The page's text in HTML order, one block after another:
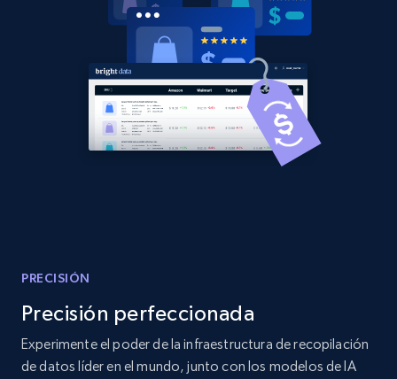
Amazon products global dataset - Collects
products by best sellers category URL
Title, Seller name, Brand, Description, Initial
price, Currency, Availability, Reviews count, and
Comenzar ahora
price, Currency, Availability, Reviews count, and
PRECISIÓN
Precisión perfeccionada
Experimente el poder de la infraestructura de recopilación
de datos líder en el mundo, junto con los modelos de IA